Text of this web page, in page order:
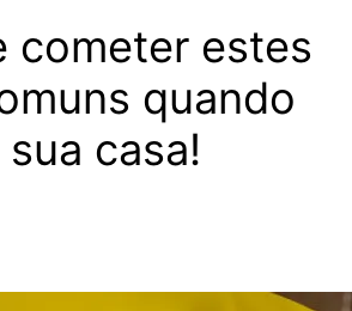
cometer estes
quando
casa!